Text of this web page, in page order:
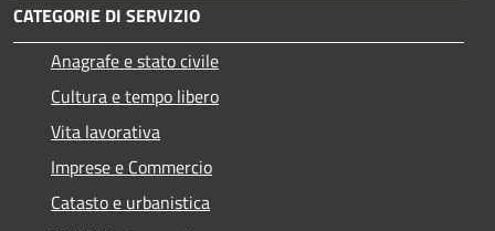
CATEGORIE DI SERVIZIO
Anagrafe e stato civile
Cultura e tempo libero
Vita lavorativa
Imprese e Commercio
Catasto e urbanistica